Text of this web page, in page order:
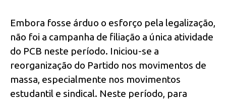
Embora fosse árduo o esforço pela legalização,
não foi a campanha de filiação a única atividade
do PCB neste período. Iniciou-se a
reorganização do Partido nos movimentos de
massa, especialmente nos movimentos
estudantil e sindical. Neste período, para